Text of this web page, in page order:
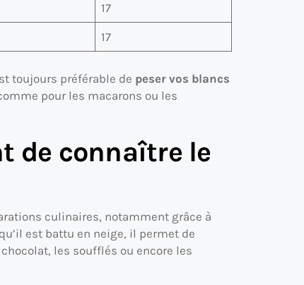
17
17
toujours préférable de peser vos blancs
pour les macarons ou les
de connaître le
culinaires, notamment grâce à
est battu en neige, il permet de
les soufflés ou encore les